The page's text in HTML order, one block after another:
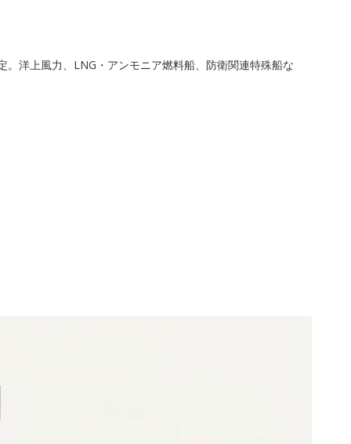
洋上風力、LNG・アンモニア燃料船、防衛関連特殊船な